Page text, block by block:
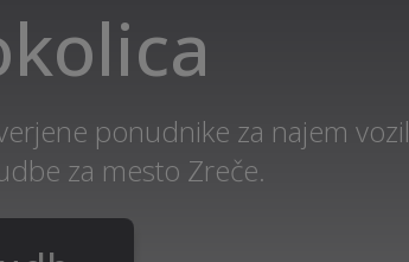
ponudnike za najem vozil
za mesto Zreče.